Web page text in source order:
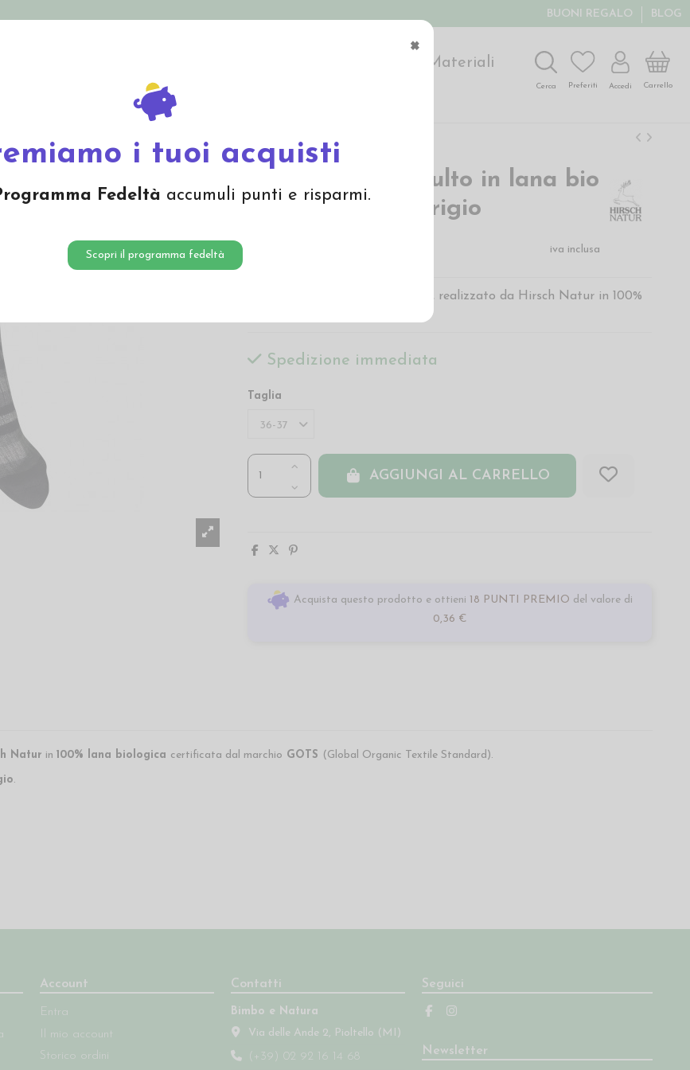
×
i tuoi acquisti
Fedeltà accumuli punti e risparmi.
Scopri il programma fedeltà
BUONI REGALO BLOG
Materiali
Offerte
Cerca Preferiti Accedi Carrello
lana bio -col. righe toni grigio
Calzino corto adulto in lana bio
-col. righe toni grigio
iva inclusa
Calzino corto in lana per adulto, realizzato da Hirsch Natur in 100%
Spedizione immediata
Taglia
AGGIUNGI AL CARRELLO
Acquista questo prodotto e ottieni 18 PUNTI PREMIO del valore di
0,36 €
Natur in 100% lana biologica certificata dal marchio GOTS (Global Organic Textile Standard).
.
Account
Entra
Il mio account
Storico ordini
Contatti
Bimbo e Natura
Via delle Ande 2, Pioltello (MI)
(+39) 02 92 16 14 68
Seguici
Newsletter